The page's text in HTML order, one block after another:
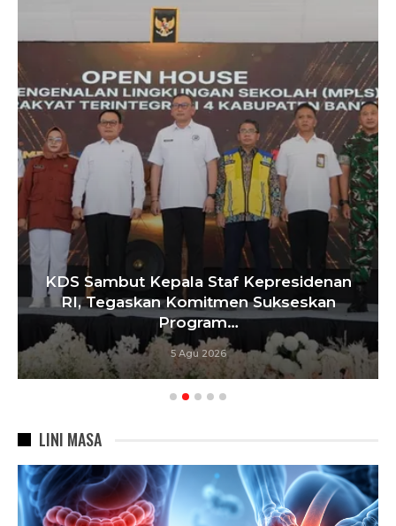
KDS Sambut Kepala Staf Kepresidenan
RI, Tegaskan Komitmen Sukseskan
Program…
5 Agu 2026
LINI MASA